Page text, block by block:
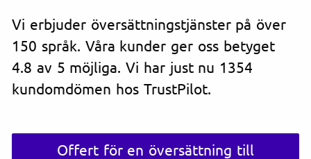
Vi erbjuder översättningstjänster på över
150 språk. Våra kunder ger oss betyget
4.8 av 5 möjliga. Vi har just nu 1354
kundomdömen hos TrustPilot.
Offert för en översättning till